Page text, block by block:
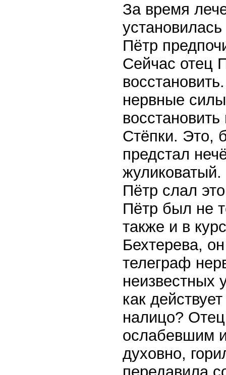
За время
Пётр
Сейчас отец
нервные
Стёпки. Это,
предстал
Пётр слал
Пётр был не
также и в
Бехтерева,
телеграф
неизвестных
как
налицо?
ослабевшим
духовно,